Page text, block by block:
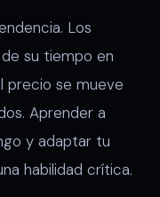
Los
su tiempo en
precio se mueve
Aprender a
y adaptar tu
habilidad crítica.